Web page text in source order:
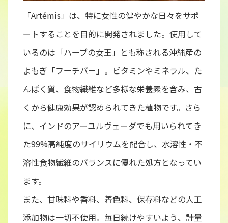
「Artémis」は、特に女性の健やかな日々をサポ
ートすることを目的に開発されました。使用して
いるのは「ハーブの女王」とも称される沖縄産の
よもぎ「フーチバー」。ビタミンやミネラル、た
んぱく質、食物繊維など多様な栄養素を含み、古
くから健康効果が認められてきた植物です。さら
に、インドのアーユルヴェーダでも用いられてき
た99%高純度のサイリウムを配合し、水溶性・不
溶性食物繊維のバランスに優れた処方となってい
ます。
また、甘味料や香料、着色料、保存料などの人工
添加物は一切不使用。毎日続けやすいよう、計量